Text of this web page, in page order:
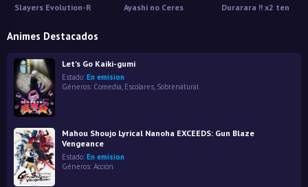
Slayers Evolution-R Ayashi no Ceres Durarara !! x2 ten
Animes Destacados
Let's Go Kaiki-gumi
Estado: En emision
Géneros: Comedia Escolares Sobrenatural
Mahou Shoujo Lyrical Nanoha EXCEEDS: Gun Blaze
Vengeance
Estado: En emision
Géneros: Acción